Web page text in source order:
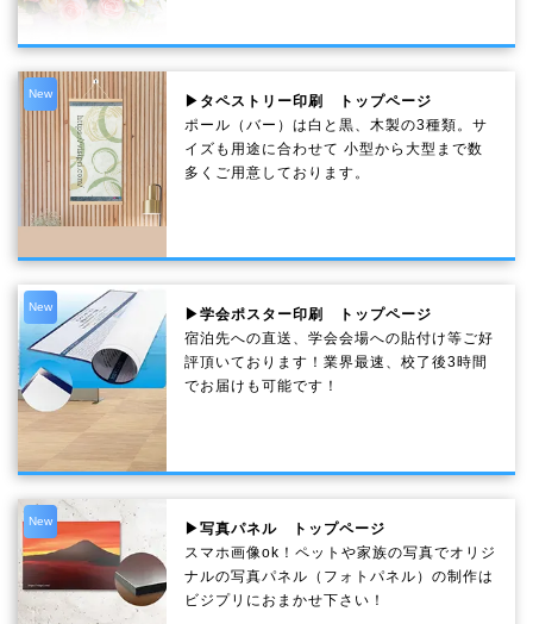
New
▶タペストリー印刷 トップページ
ポール（バー）は白と黒、木製の3種類。サ
イズも用途に合わせて 小型から大型まで数
多くご用意しております。
New
▶学会ポスター印刷 トップページ
宿泊先への直送、学会会場への貼付け等ご好
評頂いております！業界最速、校了後3時間
でお届けも可能です！
New
▶写真パネル トップページ
スマホ画像ok！ペットや家族の写真でオリジ
ナルの写真パネル（フォトパネル）の制作は
ビジプリにおまかせ下さい！